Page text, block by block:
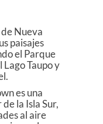
Nueva
paisajes
el Parque
Taupo y
es una
la Isla Sur,
al aire